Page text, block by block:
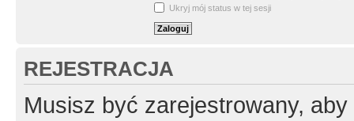
Ukryj mój status w tej sesji
REJESTRACJA
Musisz być zarejestrowany,